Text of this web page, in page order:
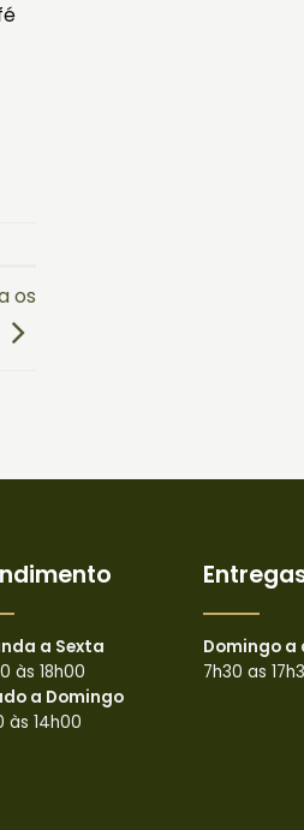
os
a Sexta
às 18h00
a Domingo
às 14h00
Domingo a
7h30 as